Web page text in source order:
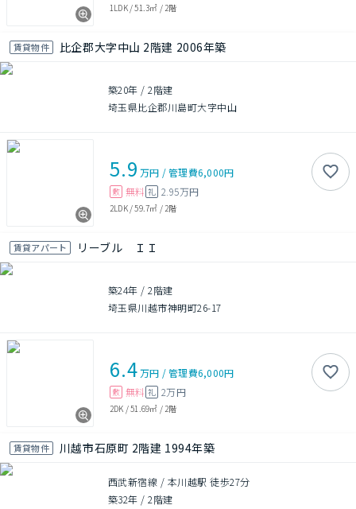
1LDK/51.3㎡ / 2階
賃貸物件 比企郡大字中山 2階建 2006年築
築20年 /2階建
埼玉県比企郡川島町大字中山
5.9 万円 /管理費6,000円
敷 無料 礼 2.95万円
2LDK/59.7㎡ / 2階
賃貸アパート リーブル ＩＩ
築24年 /2階建
埼玉県川越市神明町26-17
6.4万円 /管理費6,000円
敷 無料 礼 2万円
2DK /51.69㎡ / 2階
賃貸物件 川越市石原町 2階建 1994年築
西武新宿線 / 本川越駅 徒歩27分
築32年 /2階建